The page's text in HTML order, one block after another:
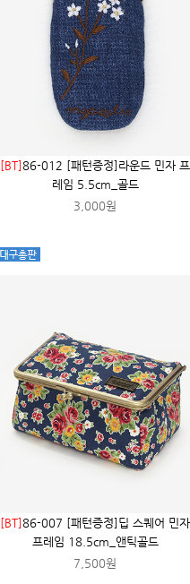
[BT]86-012 [패턴증정]라운드 민자 프
레임 5.5cm_골드
3,000원
[BT]86-007 [패턴증정]딥 스퀘어 민자
프레임 18.5cm_앤틱골드
7,500원